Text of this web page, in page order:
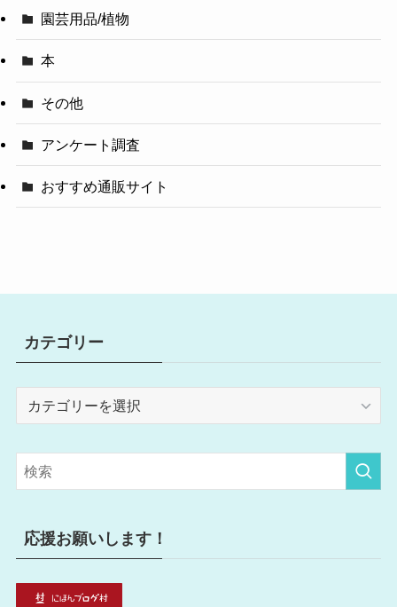
園芸用品/植物
本
その他
アンケート調査
おすすめ通販サイト
カテゴリー
リ
ー
応援お願いします！